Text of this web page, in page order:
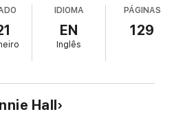
IDIOMA
EN
Inglês
PÁGINAS
129
Hall